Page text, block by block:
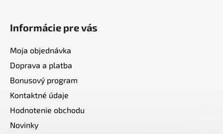
Informácie pre vás
Moja objednávka
Doprava a platba
Bonusový program
Kontaktné údaje
Hodnotenie obchodu
Novinky